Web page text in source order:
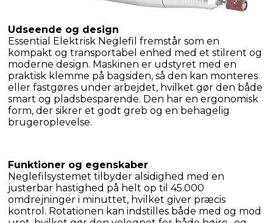
Essential Elektrisk Neglefil fremstår som en
kompakt og transportabel enhed med et stilrent og
moderne design. Maskinen er udstyret med en
praktisk klemme på bagsiden, så den kan monteres
eller fastgøres under arbejdet, hvilket gør den både
smart og pladsbesparende. Den har en ergonomisk
form, der sikrer et godt greb og en behagelig
brugeroplevelse.
Neglefilsystemet tilbyder alsidighed med en
justerbar hastighed på helt op til 45.000
omdrejninger i minuttet, hvilket giver præcis
kontrol. Rotationen kan indstilles både med og mod